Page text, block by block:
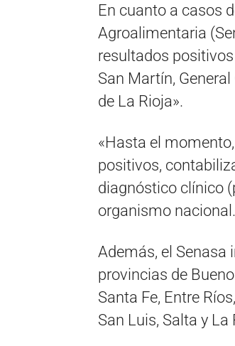
En cuanto a casos
Agroalimentaria
resultados
San Martín,
de La Rioja».
«Hasta el
positivos,
diagnóstico clínico
organismo nacional.
Además, el Senasa
provincias de
Santa Fe, Entre
San Luis, Salta y La